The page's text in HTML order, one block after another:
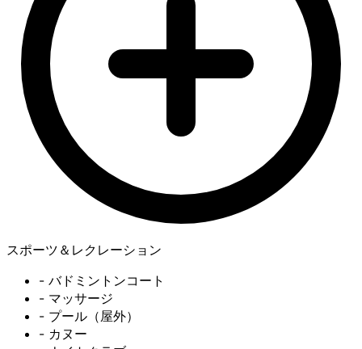
スポーツ＆レクレーション
- バドミントンコート
- マッサージ
- プール（屋外）
- カヌー